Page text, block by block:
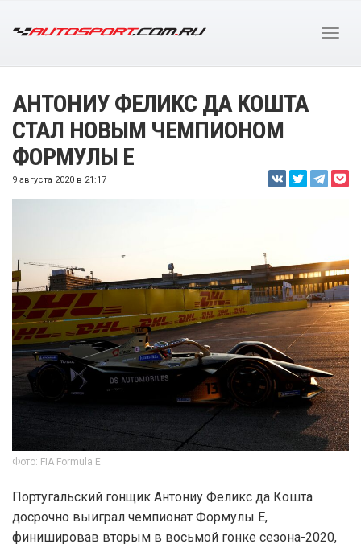
АНТОНИУ ФЕЛИКС ДА КОШТА
СТАЛ НОВЫМ ЧЕМПИОНОМ
ФОРМУЛЫ E
9 августа 2020 в 21:17
Фото: FIA Formula E
Португальский гонщик Антониу Феликс да Кошта
досрочно выиграл чемпионат Формулы E,
финишировав вторым в восьмой гонке сезона-2020,